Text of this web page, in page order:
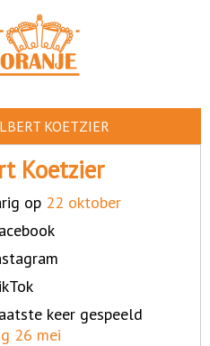
KOETZIER
Koetzier
op 22 oktober
keer gespeeld
26 mei